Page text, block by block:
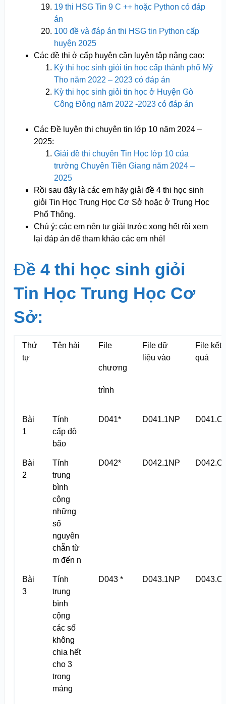
19 thi HSG Tin 9 C ++ hoặc Python có đáp
án
100 đề và đáp án thi HSG tin Python cấp
huyện 2025
Các đề thi ở cấp huyện cần luyện tập nâng cao:
Kỳ thi học sinh giỏi tin học cấp thành phố Mỹ
Tho năm 2022 – 2023 có đáp án
Kỳ thi học sinh giỏi tin học ở Huyện Gò
Công Đông năm 2022 -2023 có đáp án
Các Đề luyện thi chuyên tin lớp 10 năm 2024 –
2025:
Giải đề thi chuyên Tin Học lớp 10 của
trường Chuyên Tiền Giang năm 2024 –
2025
Rồi sau đây là các em hãy giải đề 4 thi học sinh
giỏi Tin Học Trung Học Cơ Sở hoặc ở Trung Học
Phổ Thông.
Chú ý: các em nên tự giải trước xong hết rồi xem
lại đáp án để tham khảo các em nhé!
Đề 4 thi học sinh giỏi
Tin Học Trung Học Cơ
Sở:
Thứ
tự
Tên hài File
chương
trình
File dữ
liệu vào
File kết
quả
Bài
1
Tính
cấp độ
bão
D041* D041.1NP
Bài
2
Tính
trung
bình
cộng
những
số
nguyên
chẵn từ
m đến n
D042* D042.1NP
Bài
3
Tính
trung
bình
cộng
các số
không
chia hết
cho 3
trong
mảng
D043 * D043.1NP